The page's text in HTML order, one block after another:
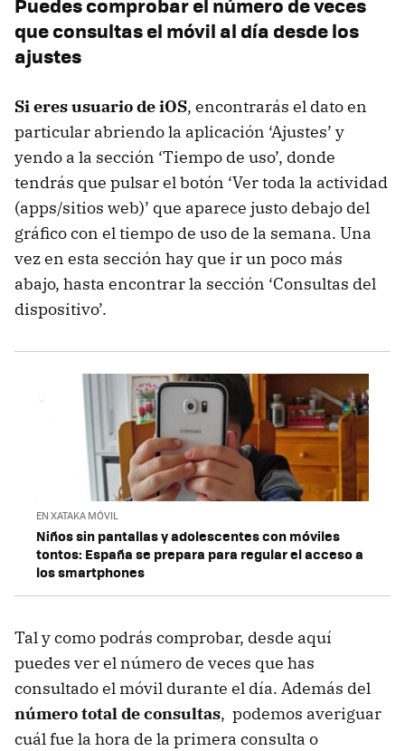
que consultas el móvil al día desde los
ajustes
Si eres usuario de iOS, encontrarás el dato en
particular abriendo la aplicación ‘Ajustes’ y
yendo a la sección ‘Tiempo de uso’, donde
tendrás que pulsar el botón ‘Ver toda la actividad
(apps/sitios web)’ que aparece justo debajo del
gráfico con el tiempo de uso de la semana. Una
vez en esta sección hay que ir un poco más
abajo, hasta encontrar la sección ‘Consultas del
dispositivo’.
EN XATAKA MÓVIL
Niños sin pantallas y adolescentes con móviles
tontos: España se prepara para regular el acceso a
los smartphones
Tal y como podrás comprobar, desde aquí
puedes ver el número de veces que has
consultado el móvil durante el día. Además del
número total de consultas, podemos averiguar
cuál fue la hora de la primera consulta o